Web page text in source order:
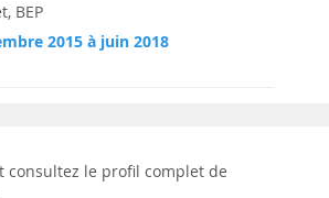
BEP
2015 à juin 2018
consultez le profil complet de